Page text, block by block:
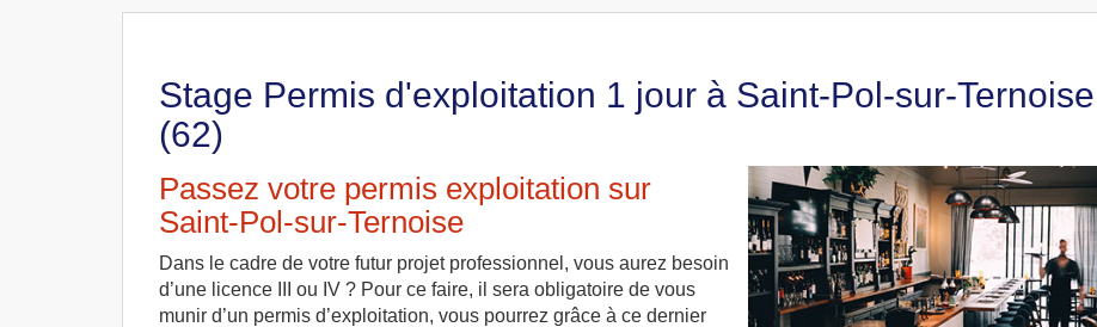
Stage Permis d'exploitation 1 jour à Saint-Pol-sur-Ternoise
(62)
Passez votre permis exploitation sur
Saint-Pol-sur-Ternoise
Dans le cadre de votre futur projet professionnel, vous aurez besoin
d’une licence III ou IV ? Pour ce faire, il sera obligatoire de vous
munir d’un permis d’exploitation, vous pourrez grâce à ce dernier